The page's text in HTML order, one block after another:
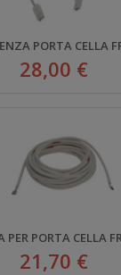
PORTA CELLA
28,00 €
PER PORTA CELLA
21,70 €